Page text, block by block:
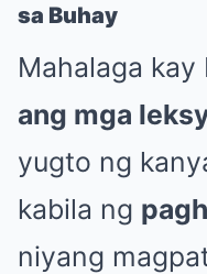
sa Buhay
Mahalaga kay
ang mga
yugto ng
kabila ng
niyang